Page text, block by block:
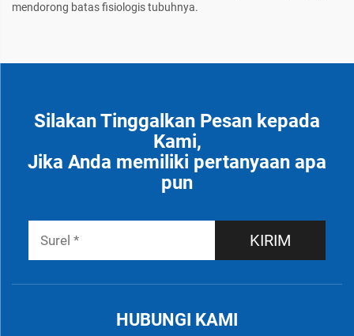
mendorong batas fisiologis tubuhnya.
Silakan Tinggalkan Pesan kepada
Kami,
Jika Anda memiliki pertanyaan apa
pun
KIRIM
HUBUNGI KAMI